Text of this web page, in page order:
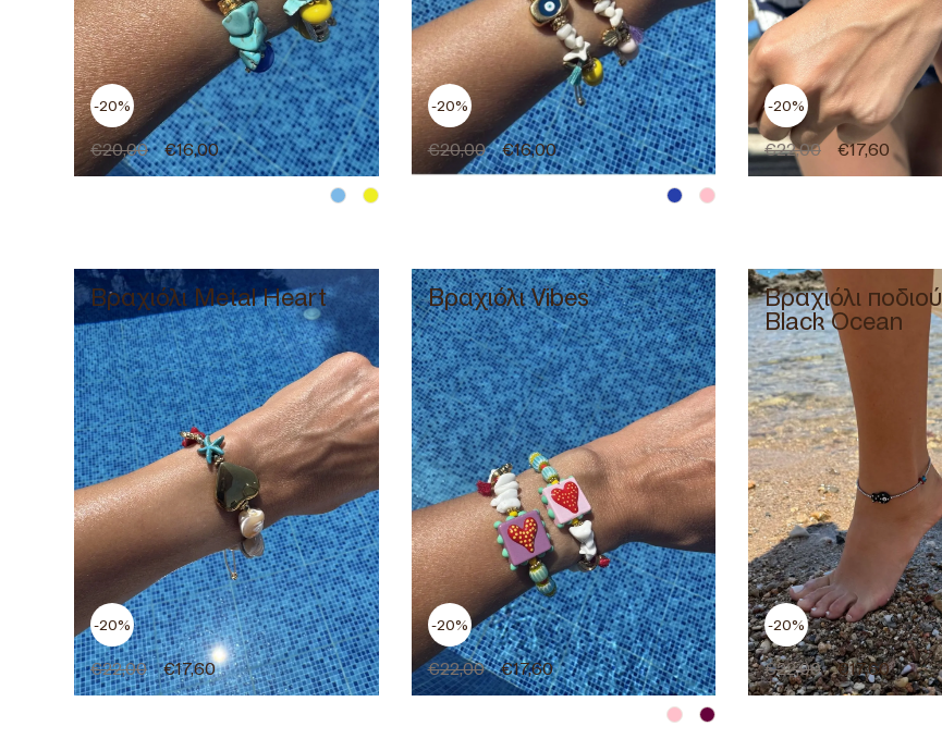
-20%
€20,00 €16,00
-20%
€20,00 €16,00
-20%
€22,00 €17,60
-20%
Βραχιόλι Metal Heart
€22,00 €17,60
-20%
Βραχιόλι Vibes
€22,00 €17,60
-20%
Βραχιόλι ποδιού
Black Ocean
€22,00 €17,60